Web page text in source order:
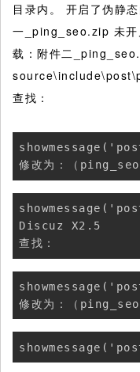
目录内。 开启了伪静
一_ping_seo.zip 未
载：附件二
查找：
修改为：（
Discuz X2.5
查找：
修改为：（